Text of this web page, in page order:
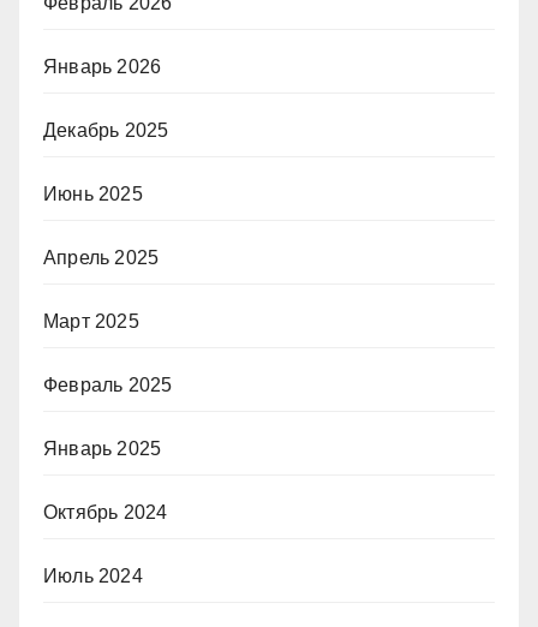
Январь 2026
Декабрь 2025
Июнь 2025
Апрель 2025
Март 2025
Февраль 2025
Январь 2025
Октябрь 2024
Июль 2024